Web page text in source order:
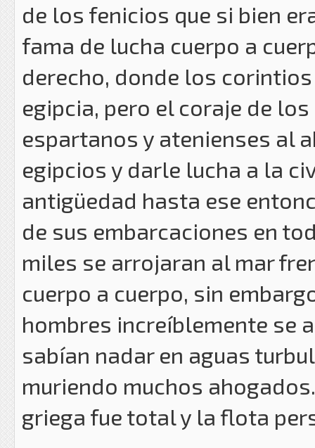
de los fenicios que si bien
fama de lucha cuerpo a
derecho, donde los
egipcia, pero el coraje de
espartanos y atenienses al
egipcios y darle lucha a la
antigüedad hasta ese
de sus embarcaciones en
miles se arrojaran al mar
cuerpo a cuerpo, sin
hombres increíblemente se
sabían nadar en aguas
muriendo muchos
griega fue total y la flota